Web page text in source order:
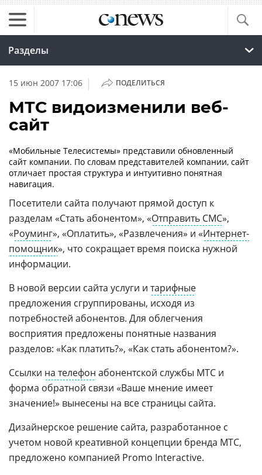
Разделы
15 июн 2007 17:06 | ПОДЕЛИТЬСЯ
МТС видоизменили веб-
сайт
«Мобильные Телесистемы» представили обновленный
сайт компании. По словам представителей компании, сайт
отличает простая структура и интуитивно понятная
навигация.
Посетители сайта получают прямой доступ к
разделам «Стать абонентом», «Отправить СМС»,
«Роуминг», «Оплатить», «Развлечения» и «Интернет-
помощник», что сокращает время поиска нужной
информации.
В новой версии сайта услуги и тарифные
предложения сгруппированы, исходя из
потребностей абонентов. Для облегчения
восприятия предложены понятные названия
разделов: «Как платить?», «Как стать абонентом?».
Ссылки на телефон абонентской службы МТС и
форма обратной связи «Ваше мнение имеет
значение!» вынесены на все страницы сайта.
Дизайнерское решение сайта, разработанное с
учетом новой креативной концепции бренда МТС,
предложено компанией Promo Interactive.